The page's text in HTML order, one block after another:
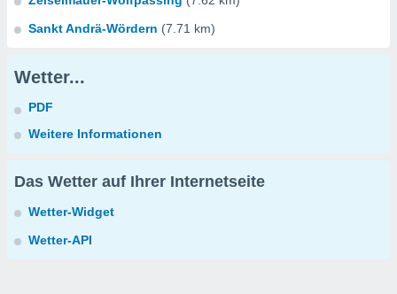
Sankt Andrä-Wördern (7.71 km)
Wetter...
PDF
Weitere Informationen
Das Wetter auf Ihrer Internetseite
Wetter-Widget
Wetter-API